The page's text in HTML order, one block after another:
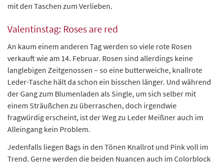
mit den Taschen zum Verlieben.
Valentinstag: Roses are red
An kaum einem anderen Tag werden so viele rote Rosen
verkauft wie am 14. Februar. Rosen sind allerdings keine
langlebigen Zeitgenossen – so eine butterweiche, knallrote
Leder-Tasche hält da schon ein bisschen länger. Und während
der Gang zum Blumenladen als Single, um sich selber mit
einem Sträußchen zu überraschen, doch irgendwie
fragwürdig erscheint, ist der Weg zu Leder Meißner auch im
Alleingang kein Problem.
Jedenfalls liegen Bags in den Tönen Knallrot und Pink voll im
Trend. Gerne werden die beiden Nuancen auch im Colorblock